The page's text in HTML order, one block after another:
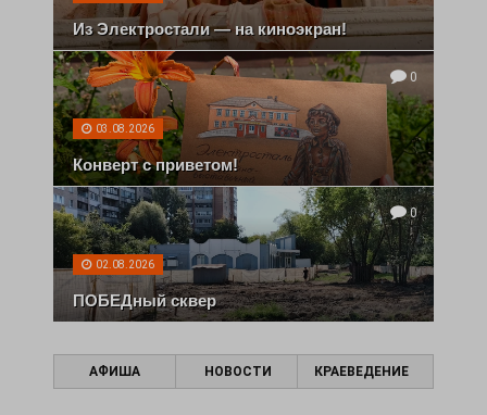
Из Электростали — на киноэкран!
0
03.08.2026
Конверт с приветом!
0
02.08.2026
ПОБЕДный сквер
АФИША НОВОСТИ КРАЕВЕДЕНИЕ